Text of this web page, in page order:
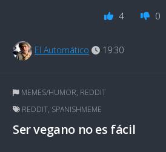
4 0
El Automático 19:30
MEMES/HUMOR, REDDIT
REDDIT, SPANISHMEME
Ser vegano no es fácil